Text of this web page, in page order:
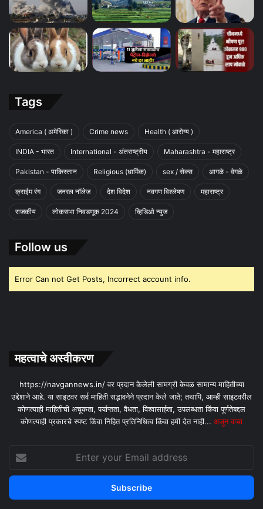
Tags
America ( अमेरिका ) Crime news Health ( आरोग्य )
INDIA - भारत International - अंतराष्ट्रीय Maharashtra - महाराष्ट्र
Pakistan - पाकिस्तान Religious (धार्मिक) sex / सेक्स आगळे - वेगळे
क्राईम रंग जनरल नॉलेज देश विदेश नवगण विश्लेषण महाराष्ट्र
राजकीय लोकसभा निवडणूक 2024 व्हिडिओ न्युज
Follow us
Error Can not Get Posts, Incorrect account info.
महत्वाचे अस्वीकरण
https://navgannews.in/ वर प्रदान केलेली सामग्री केवळ सामान्य माहितीच्या
उद्देशाने आहे. या साइटवर सर्व माहिती सद्भावनेने प्रदान केले जाते; तथापि, आम्ही साइटवरील
कोणत्याही माहितीची अचूकता, पर्याप्तता, वैधता, विश्वासार्हता, उपलब्धता किंवा पूर्णतेबद्दल
कोणत्याही प्रकारचे स्पष्ट किंवा निहित प्रतिनिधित्व किंवा हमी देत ​​नाही... अजून वाचा
your
Email